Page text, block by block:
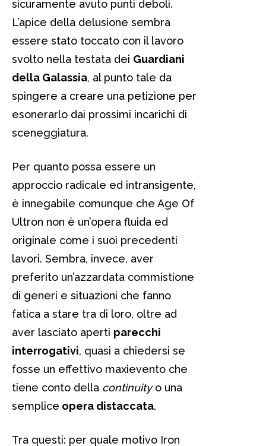
sicuramente avuto punti deboli.
L’apice della delusione sembra
essere stato toccato con il lavoro
svolto nella testata dei Guardiani
della Galassia, al punto tale da
spingere a creare una petizione per
esonerarlo dai prossimi incarichi di
sceneggiatura.
Per quanto possa essere un
approccio radicale ed intransigente,
è innegabile comunque che Age Of
Ultron non è un’opera fluida ed
originale come i suoi precedenti
lavori. Sembra, invece, aver
preferito un’azzardata commistione
di generi e situazioni che fanno
fatica a stare tra di loro, oltre ad
aver lasciato aperti parecchi
interrogativi, quasi a chiedersi se
fosse un effettivo maxievento che
tiene conto della continuityo una
semplice opera distaccata.
Tra questi: per quale motivo Iron